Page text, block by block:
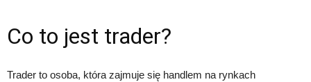
Co to jest trader?
Trader to osoba, która zajmuje się handlem na rynkach